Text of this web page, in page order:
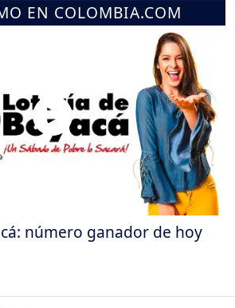
EN COLOMBIA.COM
número ganador de hoy